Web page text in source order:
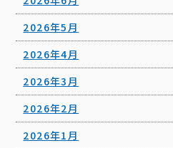
2026年5月
2026年4月
2026年3月
2026年2月
2026年1月